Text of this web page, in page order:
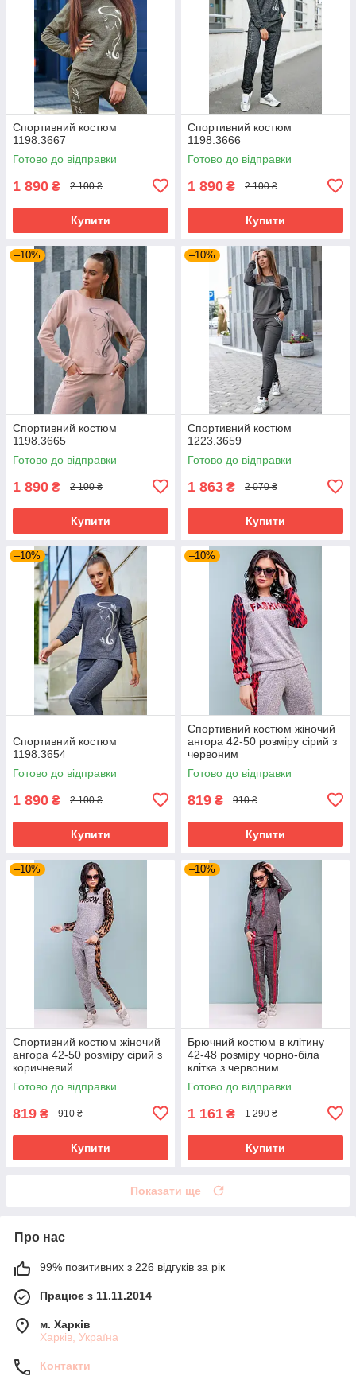
Спортивний костюм
1198.3667
Готово до відправки
1 890 ₴ 2 100 ₴
Купити
Спортивний костюм
1198.3666
Готово до відправки
1 890 ₴ 2 100 ₴
Купити
–10%
Спортивний костюм
1198.3665
Готово до відправки
1 890 ₴ 2 100 ₴
Купити
–10%
Спортивний костюм
1223.3659
Готово до відправки
1 863 ₴ 2 070 ₴
Купити
–10%
Спортивний костюм
1198.3654
Готово до відправки
1 890 ₴ 2 100 ₴
Купити
–10%
Спортивний костюм жіночий
ангора 42-50 розміру сірий з
червоним
Готово до відправки
819 ₴ 910 ₴
Купити
–10%
Спортивний костюм жіночий
ангора 42-50 розміру сірий з
коричневий
Готово до відправки
819 ₴ 910 ₴
Купити
–10%
Брючний костюм в клітину
42-48 розміру чорно-біла
клітка з червоним
Готово до відправки
1 161 ₴ 1 290 ₴
Купити
Показати ще
Про нас
99% позитивних з 226 відгуків за рік
Працює з 11.11.2014
м. Харків
Харків, Україна
Контакти